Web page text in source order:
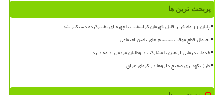
پربحث ترین ها
پایان ۱۱ ماه فرار قاتل قهرمان کراسفیت با چهره ای تغییرکرده دستگیر شد
احتمال قطع موقت سیستم های تامین اجتماعی
خدمات درمانی اربعین با مشارکت داوطلبان مردمی ادامه دارد
طرز نگهداری صحیح داروها در گرمای عراق